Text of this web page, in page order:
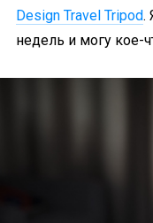
Design Travel Tripod.
недель и могу кое-